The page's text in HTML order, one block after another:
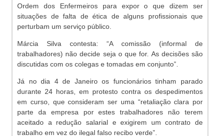
Ordem dos Enfermeiros para expor o que dizem ser
situações de falta de ética de alguns profissionais que
perturbam um serviço público.
Márcia Silva contesta: “A comissão (informal de
trabalhadores) não decide seja o que for. As decisões são
discutidas com os colegas e tomadas em conjunto”.
Já no dia 4 de Janeiro os funcionários tinham parado
durante 24 horas, em protesto contra os despedimentos
em curso, que consideram ser uma “retaliação clara por
parte da empresa por estes trabalhadores não terem
aceitado a redução salarial e exigirem um contrato de
trabalho em vez do ilegal falso recibo verde”.